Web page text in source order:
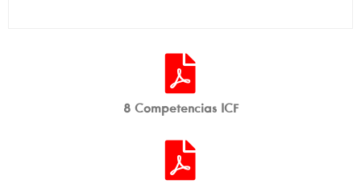
8 Competencias ICF